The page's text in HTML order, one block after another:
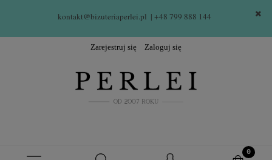
kontakt@bizuteriaperlei.pl | +48 799 888 144
Zarejestruj się Zaloguj się